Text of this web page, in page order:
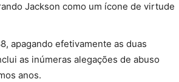
Jackson como um ícone de virtude
apagando efetivamente as duas
as inúmeras alegações de abuso
anos.